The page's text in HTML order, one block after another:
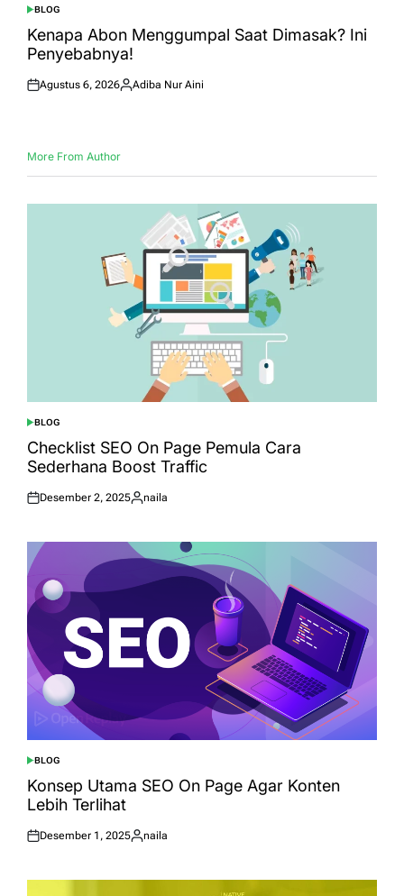
POSTED
IN
BLOG
Kenapa Abon Menggumpal Saat Dimasak? Ini
Penyebabnya!
Posted
Agustus 6, 2026
Posted
Adiba Nur Aini
More From Author
POSTED
IN
BLOG
Checklist SEO On Page Pemula Cara
Sederhana Boost Traffic
Posted
Desember 2, 2025
Posted
naila
POSTED
IN
BLOG
Konsep Utama SEO On Page Agar Konten
Lebih Terlihat
Posted
Desember 1, 2025
Posted
naila